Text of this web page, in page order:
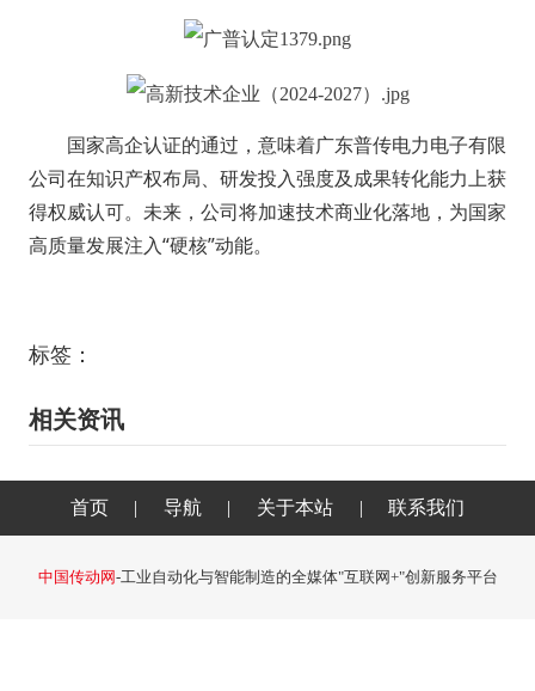
国家高企认证的通过，意味着广东普传电力电子有限
公司在知识产权布局、研发投入强度及成果转化能力上获
得权威认可。未来， 公司将加速技术商业化落地，为国家
高质量发展注入“硬核”动能。
标签：
相关资讯
首页 | 导航 | 关于本站 | 联系我们
中国传动网-工业自动化与智能制造的全媒体"互联网+"创新服务平台